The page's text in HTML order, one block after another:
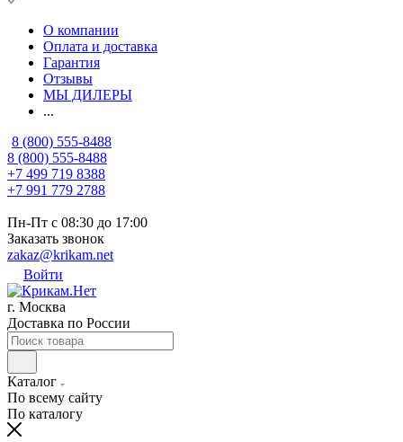
О компании
Оплата и доставка
Гарантия
Отзывы
МЫ ДИЛЕРЫ
...
8 (800) 555-8488
8 (800) 555-8488
+7 499 719 8388
+7 991 779 2788
Пн-Пт с 08:30 до 17:00
Заказать звонок
zakaz@krikam.net
Войти
г. Москва
Доставка по России
Каталог
По всему сайту
По каталогу